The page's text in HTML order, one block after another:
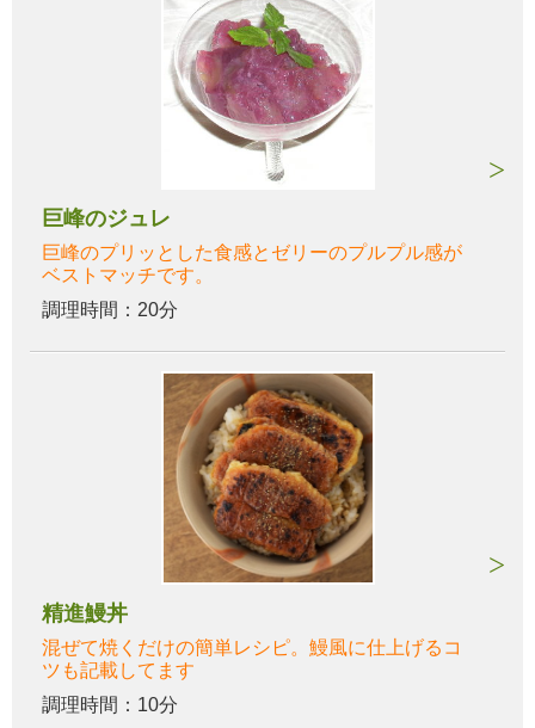
巨峰のジュレ
巨峰のプリッとした食感とゼリーのプルプル感が
ベストマッチです。
調理時間：20分
精進鰻丼
混ぜて焼くだけの簡単レシピ。鰻風に仕上げるコ
ツも記載してます
調理時間：10分